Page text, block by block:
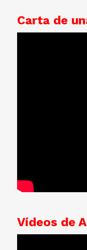
Carta de
Vídeos de